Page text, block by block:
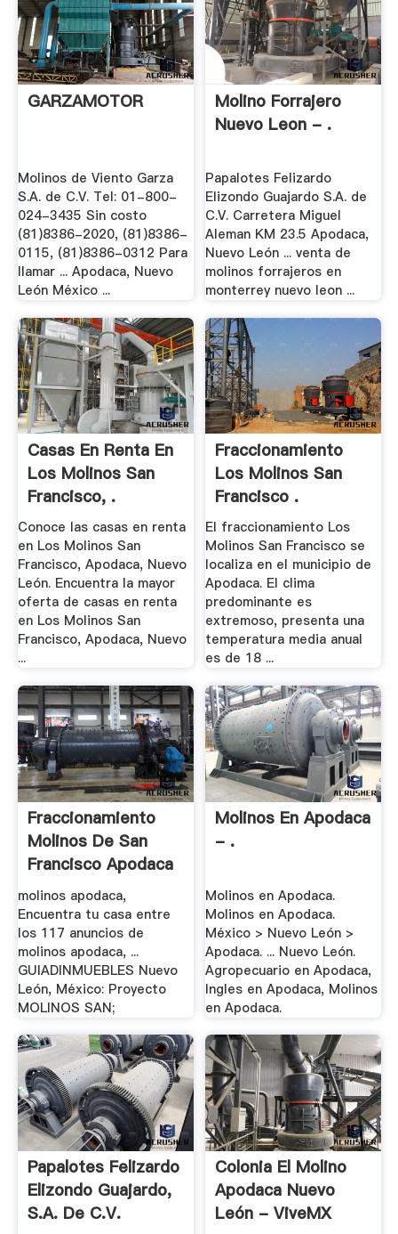
GARZAMOTOR
Molinos de Viento Garza
S.A. de C.V. Tel: 01-800-
024-3435 Sin costo
(81)8386-2020, (81)8386-
0115, (81)8386-0312 Para
llamar ... Apodaca, Nuevo
León México ...
Molino Forrajero
Nuevo Leon - .
Papalotes Felizardo
Elizondo Guajardo S.A. de
C.V. Carretera Miguel
Aleman KM 23.5 Apodaca,
Nuevo León ... venta de
molinos forrajeros en
monterrey nuevo leon ...
Casas En Renta En
Los Molinos San
Francisco, .
Conoce las casas en renta
en Los Molinos San
Francisco, Apodaca, Nuevo
León. Encuentra la mayor
oferta de casas en renta
en Los Molinos San
Francisco, Apodaca, Nuevo
...
Fraccionamiento
Los Molinos San
Francisco .
El fraccionamiento Los
Molinos San Francisco se
localiza en el municipio de
Apodaca. El clima
predominante es
extremoso, presenta una
temperatura media anual
es de 18 ...
Fraccionamiento
Molinos De San
Francisco Apodaca
molinos apodaca,
Encuentra tu casa entre
los 117 anuncios de
molinos apodaca, ...
GUIADINMUEBLES Nuevo
León, México: Proyecto
MOLINOS SAN;
Molinos En Apodaca
- .
Molinos en Apodaca.
Molinos en Apodaca.
México > Nuevo León >
Apodaca. ... Nuevo León.
Agropecuario en Apodaca,
Ingles en Apodaca, Molinos
en Apodaca.
Papalotes Felizardo
Elizondo Guajardo,
S.A. De C.V.
Colonia El Molino
Apodaca Nuevo
León - ViveMX